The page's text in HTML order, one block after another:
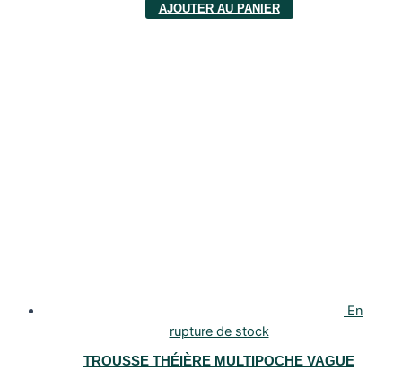
AJOUTER AU PANIER
En
rupture de stock
TROUSSE THÉIÈRE MULTIPOCHE VAGUE